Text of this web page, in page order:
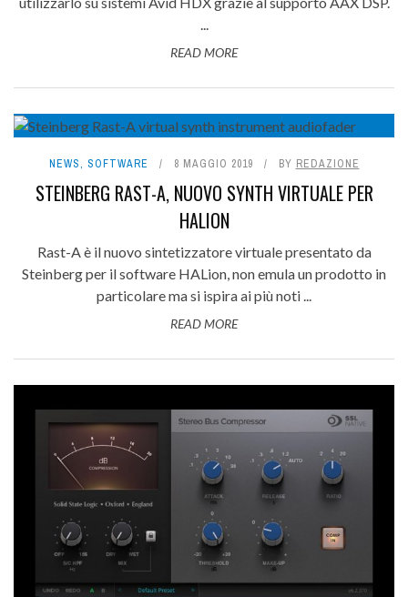
READ MORE
NEWS, SOFTWARE 8 MAGGIO 2019 BY REDAZIONE
STEINBERG RAST-A, NUOVO SYNTH VIRTUALE PER
HALION
Rast-A è il nuovo sintetizzatore virtuale presentato da
Steinberg per il software HALion, non emula un prodotto in
particolare ma si ispira ai più noti ...
READ MORE